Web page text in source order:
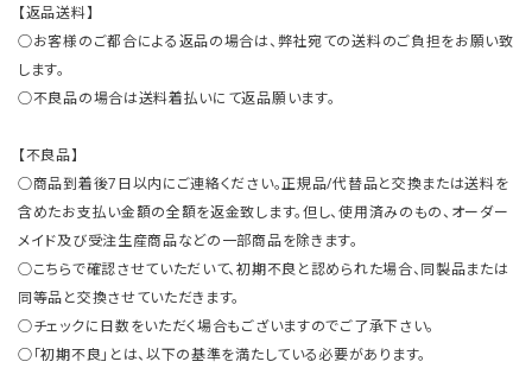
【返品送料】
○お客様のご都合による返品の場合は、弊社宛ての送料のご負担をお願い致
します。
○不良品の場合は送料着払いにて返品願います。
【不良品】
○商品到着後7日以内にご連絡ください。正規品/代替品と交換または送料を
含めたお支払い金額の全額を返金致します。但し、使用済みのもの、オーダー
メイド及び受注生産商品などの一部商品を除きます。
○こちらで確認させていただいて、初期不良と認められた場合、同製品または
同等品と交換させていただきます。
○チェックに日数をいただく場合もございますのでご了承下さい。
○「初期不良」とは、以下の基準を満たしている必要があります。